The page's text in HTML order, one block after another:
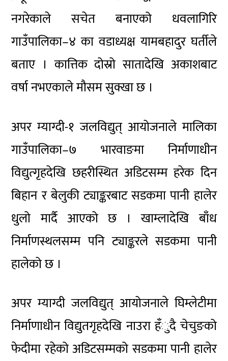
नगरेकाले सचेत बनाएको धवलागिरि
गाउँपालिका–४ का वडाध्यक्ष यामबहादुर घर्तीले
बताए । कात्तिक दोस्रो सातादेखि अकाशबाट
वर्षा नभएकाले मौसम सुक्खा छ ।
अपर म्याग्दी-१ जलविद्युत् आयोजनाले मालिका
गाउँपालिका–७ भारवाङमा निर्माणाधीन
विद्युत्गृहदेखि छहरीस्थित अडिटसम्म हरेक दिन
बिहान र बेलुकी ट्याङ्करबाट सडकमा पानी हालेर
धुलो मार्दै आएको छ । खाम्लादेखि बाँध
निर्माणस्थलसम्म पनि ट्याङ्करले सडकमा पानी
हालेको छ ।
अपर म्याग्दी जलविद्युत् आयोजनाले घिम्लेटीमा
निर्माणाधीन विद्युतगृहदेखि नाउरा हँुदै चेचुङको
फेदीमा रहेको अडिटसम्मको सडकमा पानी हालेर